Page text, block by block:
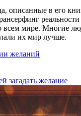
описанные в его
всем мире. Многие
их мир лучше.
желаний
загадать желание